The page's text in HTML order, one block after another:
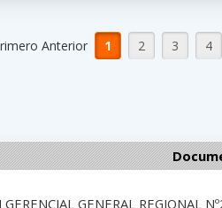
Anterior 1 2 3 4
GERENCIAL GENERAL REGIONAL